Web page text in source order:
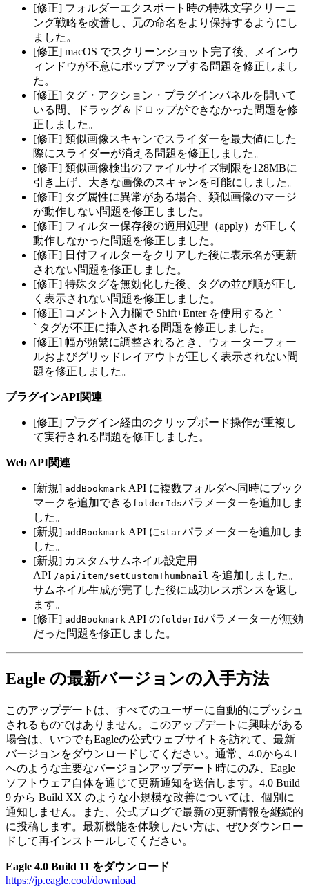
[修正] フォルダーエクスポート時の特殊文字クリーニ
ング戦略を改善し、元の命名をより保持するようにし
ました。
[修正] macOS でスクリーンショット完了後、メインウ
ィンドウが不意にポップアップする問題を修正しまし
た。
[修正] タグ・アクション・プラグインパネルを開いて
いる間、ドラッグ＆ドロップができなかった問題を修
正しました。
[修正] 類似画像スキャンでスライダーを最大値にした
際にスライダーが消える問題を修正しました。
[修正] 類似画像検出のファイルサイズ制限を128MBに
引き上げ、大きな画像のスキャンを可能にしました。
[修正] タグ属性に異常がある場合、類似画像のマージ
が動作しない問題を修正しました。
[修正] フィルター保存後の適用処理（apply）が正しく
動作しなかった問題を修正しました。
[修正] 日付フィルターをクリアした後に表示名が更新
されない問題を修正しました。
[修正] 特殊タグを無効化した後、タグの並び順が正し
く表示されない問題を修正しました。
[修正] コメント入力欄で Shift+Enter を使用すると `
` タグが不正に挿入される問題を修正しました。
[修正] 幅が頻繁に調整されるとき、ウォーターフォー
ルおよびグリッドレイアウトが正しく表示されない問
題を修正しました。
プラグインAPI関連
[修正] プラグイン経由のクリップボード操作が重複し
て実行される問題を修正しました。
Web API関連
[新規] addBookmark API に複数フォルダへ同時にブック
マークを追加できる folderIdsパラメーターを追加しま
した。
[新規] addBookmark API に starパラメーターを追加しま
した。
[新規] カスタムサムネイル設定用
API /api/item/setCustomThumbnail を追加しました。
サムネイル生成が完了した後に成功レスポンスを返し
ます。
[修正] addBookmark API のfolderIdパラメーターが無効
だった問題を修正しました。
Eagle の最新バージョンの入手方法
このアップデートは、すべてのユーザーに自動的にプッシュ
されるものではありません。このアップデートに興味がある
場合は、いつでもEagleの公式ウェブサイトを訪れて、最新
バージョンをダウンロードしてください。通常、4.0から4.1
へのような主要なバージョンアップデート時にのみ、Eagle
ソフトウェア自体を通じて更新通知を送信します。4.0 Build
9 から Build XX のような小規模な改善については、個別に
通知しません。また、公式ブログで最新の更新情報を継続的
に投稿します。最新機能を体験したい方は、ぜひダウンロー
ドして再インストールしてください。
Eagle 4.0 Build 11 をダウンロード
https://jp.eagle.cool/download